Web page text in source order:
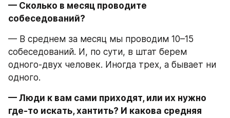
— Сколько в месяц проводите
собеседований?
— В среднем за месяц мы проводим 10–15
собеседований. И, по сути, в штат берем
одного-двух человек. Иногда трех, а бывает ни
одного.
— Люди к вам сами приходят, или их нужно
где-то искать, хантить? И какова средняя